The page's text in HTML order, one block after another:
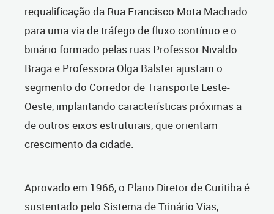
requalificação da Rua Francisco Mota Machado
para uma via de tráfego de fluxo contínuo e o
binário formado pelas ruas Professor Nivaldo
Braga e Professora Olga Balster ajustam o
segmento do Corredor de Transporte Leste-
Oeste, implantando características próximas a
de outros eixos estruturais, que orientam
crescimento da cidade.
Aprovado em 1966, o Plano Diretor de Curitiba é
sustentado pelo Sistema de Trinário Vias,